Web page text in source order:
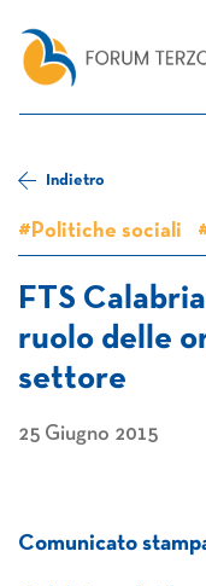
Indietro
#Politiche sociali
FTS
ruolo delle
settore
25 Giugno 2015
Comunicato